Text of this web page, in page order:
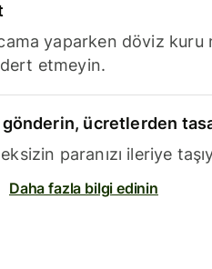
yaparken döviz kuru
etmeyin.
gönderin, ücretlerden
paranızı ileriye
Daha fazla bilgi edinin